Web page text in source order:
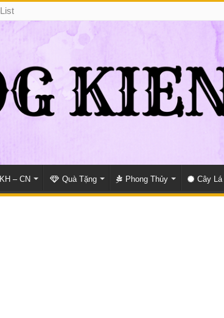
KH – CN Quà Tặng Phong Thủy Cây Lá